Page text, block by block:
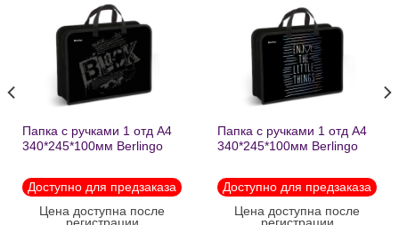
Добавить
в список
желаний
Папка с ручками 1 отд А4
340*245*100мм Berlingo
молнии1246
Доступно для предзаказа
Цена доступна после
Добавить
в список
желаний
Папка с ручками 1 отд А4
340*245*100мм Berlingo
пластик на молнии 1215
Доступно для предзаказа
Цена доступна после